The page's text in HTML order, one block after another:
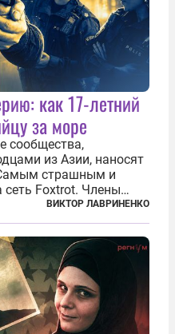
как 17-летний
за море
сообщества,
из Азии, наносят
страшным и
сеть Foxtrot. Члены
и грабят шведов,
но и совершают
— массово...
ВИКТОР ЛАВРИНЕНКО